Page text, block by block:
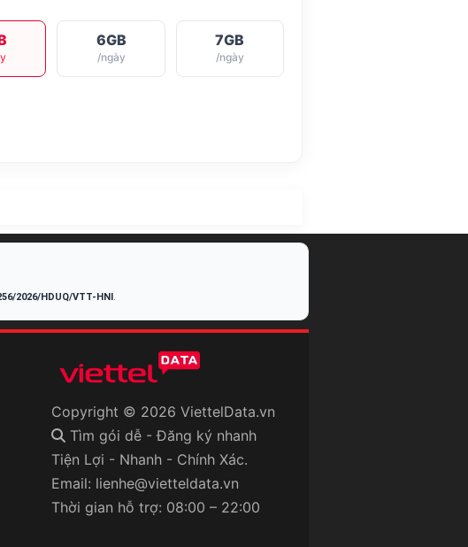
6GB
/ngày
7GB
/ngày
2026/HDUQ/VTT-HNI.
Copyright © 2026 ViettelData.vn
Tìm gói dễ - Đăng ký nhanh
Tiện Lợi - Nhanh - Chính Xác.
Email: lienhe@vietteldata.vn
Thời gian hỗ trợ: 08:00 – 22:00